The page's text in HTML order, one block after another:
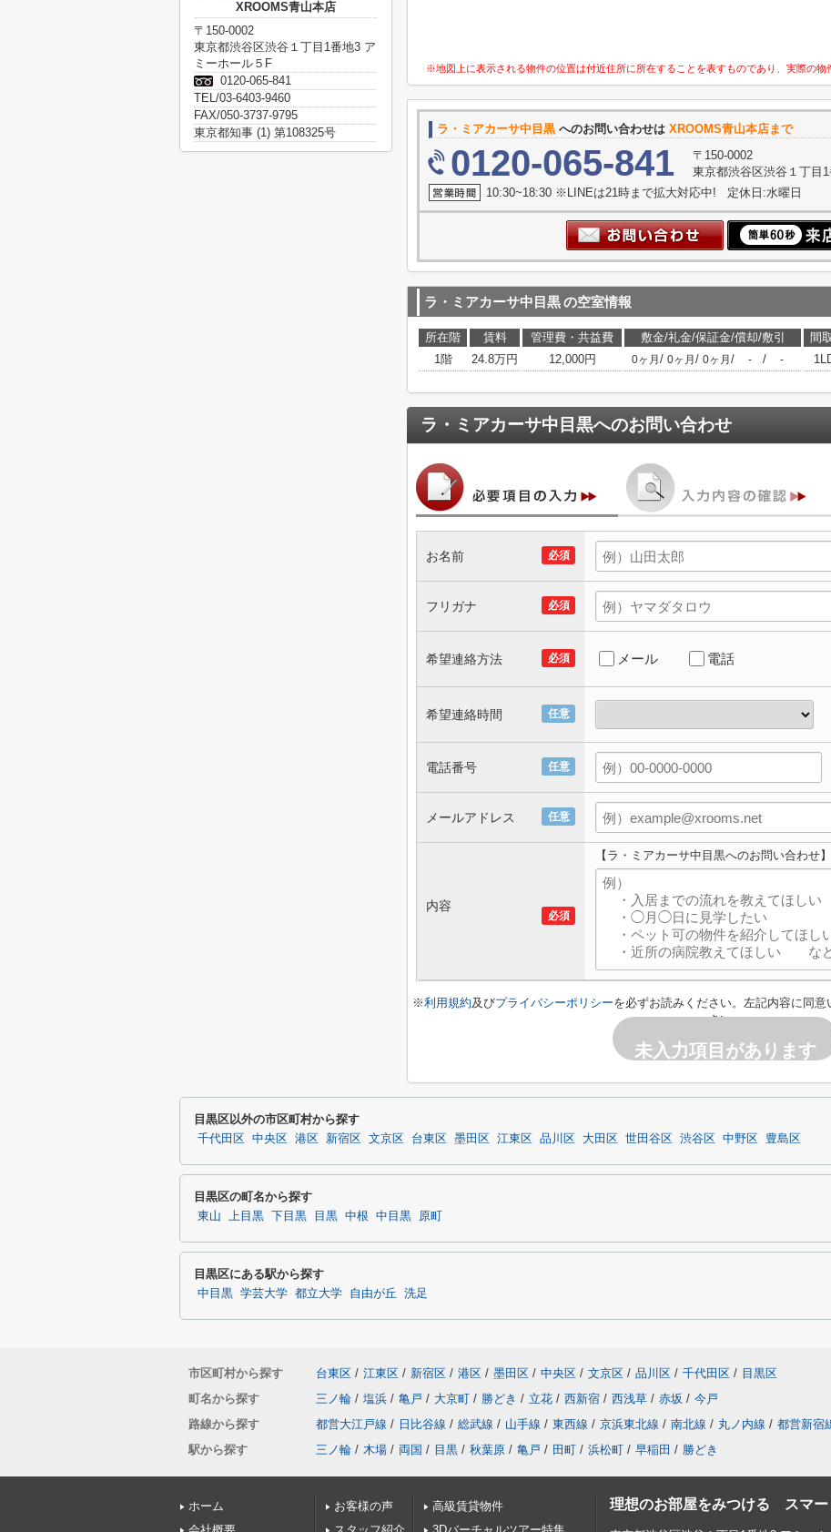
※地図上に表示される物件の位置は付近住所に所在することを表すものであり、実際の物
ラ・ミアカーサ中目黒 へのお問い合わせは XROOMS青山本店まで
0120-065-841
〒150-0002
東京都渋谷区渋谷１丁目
10:30~18:30 ※LINEは21時まで拡大対応中! 定休日:水曜日
ラ・ミアカーサ中目黒の空室情報
所在階 賃料 管理費・共益費 敷金/礼金/保証金/償却/敷引 間
1階
24.8万円 12,000円 0ヶ月 / 0ヶ月 / 0ヶ月 / - / -
ラ・ミアカーサ中目黒へのお問い合わせ
必須
お名前
必須
フリガナ
必須
希望連絡方法 メール 電話
任意
希望連絡時間
任意
電話番号
任意
メールアドレス
必須
内容
【ラ・ミアカーサ中目黒へのお問い合わせ】
※利用規約及びプライバシーポリシーを必ずお読みください。左記内容に同
さい。
未入力項目があります
XROOMS青山本店
〒150-0002
東京都渋谷区渋谷１丁目1番地3 ア
ミーホール５F
0120-065-841
TEL/03-6403-9460
FAX/050-3737-9795
東京都知事 (1) 第108325号
目黒区以外の市区町村から探す
千代田区 中央区 港区 新宿区 文京区 台東区 墨田区 江東区 品川区 大田区 世田谷区 渋谷区 中野区 豊島区
目黒区の町名から探す
東山 上目黒 下目黒 目黒 中根 中目黒 原町
目黒区にある駅から探す
中目黒 学芸大学 都立大学 自由が丘 洗足
市区町村から探す 台東区 / 江東区 / 新宿区 / 港区 / 墨田区 / 中央区 / 文京区 / 品川区 / 千代田区 / 目黒区
町名から探す
三ノ輪 / 塩浜 / 亀戸 / 大京町 / 勝どき / 立花 / 西新宿 / 西浅草 / 赤坂 / 今戸
路線から探す
都営大江戸線 / 日比谷線 / 総武線 / 山手線 / 東西線 / 京浜東北線 / 南北線 / 丸ノ内線 / 都営新宿
駅から探す
三ノ輪 / 木場 / 両国 / 目黒 / 秋葉原 / 亀戸 / 田町 / 浜松町 / 早稲田 / 勝どき
ホーム
お客様の声
高級賃貸物件
理想のお部屋をみつける スマー